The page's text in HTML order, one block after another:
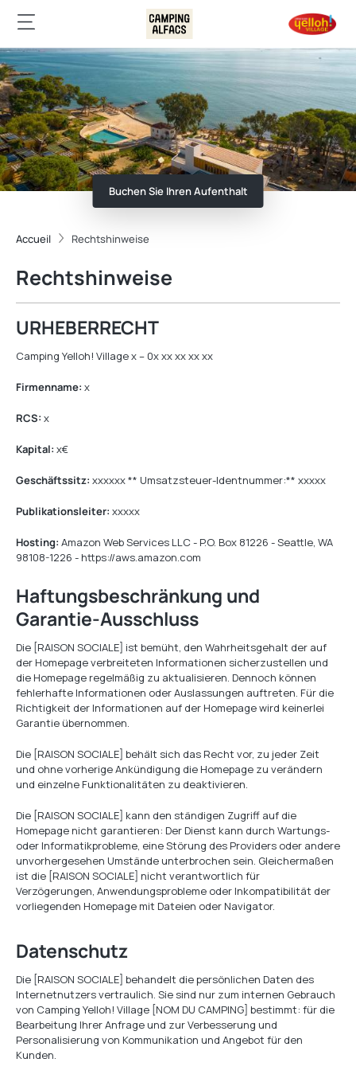
Buchen Sie Ihren Aufenthalt
Accueil Rechtshinweise
Rechtshinweise
URHEBERRECHT
Camping Yelloh! Village x – 0x xx xx xx xx
Firmenname: x
RCS: x
Kapital: x€
Geschäftssitz: xxxxxx ** Umsatzsteuer-Identnummer:** xxxxx
Publikationsleiter: xxxxx
Hosting: Amazon Web Services LLC - P.O. Box 81226 - Seattle, WA
98108-1226 - https://aws.amazon.com
Haftungsbeschränkung und
Garantie-Ausschluss
Die [RAISON SOCIALE] ist bemüht, den Wahrheitsgehalt der auf
der Homepage verbreiteten Informationen sicherzustellen und
die Homepage regelmäßig zu aktualisieren. Dennoch können
fehlerhafte Informationen oder Auslassungen auftreten. Für die
Richtigkeit der Informationen auf der Homepage wird keinerlei
Garantie übernommen.
Die [RAISON SOCIALE] behält sich das Recht vor, zu jeder Zeit
und ohne vorherige Ankündigung die Homepage zu verändern
und einzelne Funktionalitäten zu deaktivieren.
Die [RAISON SOCIALE] kann den ständigen Zugriff auf die
Homepage nicht garantieren: Der Dienst kann durch Wartungs-
oder Informatikprobleme, eine Störung des Providers oder andere
unvorhergesehen Umstände unterbrochen sein. Gleichermaßen
ist die [RAISON SOCIALE] nicht verantwortlich für
Verzögerungen, Anwendungsprobleme oder Inkompatibilität der
vorliegenden Homepage mit Dateien oder Navigator.
Datenschutz
Die [RAISON SOCIALE] behandelt die persönlichen Daten des
Internetnutzers vertraulich. Sie sind nur zum internen Gebrauch
von Camping Yelloh! Village [NOM DU CAMPING] bestimmt: für die
Bearbeitung Ihrer Anfrage und zur Verbesserung und
Personalisierung von Kommunikation und Angebot für den
Kunden.